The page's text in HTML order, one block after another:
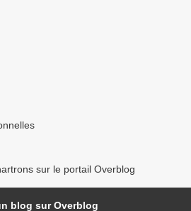
sur le portail Overblog
blog sur Overblog